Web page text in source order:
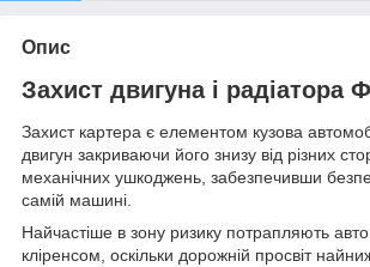
Опис
Захист двигуна і радіатора
Захист картера є елементом кузова
двигун закриваючи його знизу від різних
механічних ушкоджень, забезпечивши
самій машині.
Найчастіше в зону ризику потрапляють
кліренсом, оскільки дорожній просвіт